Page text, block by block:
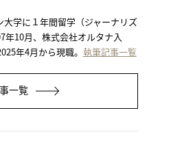
学に１年間留学（ジャーナリズ
年10月、株式会社オルタナ入
年4月から現職。 執筆記事一覧
一覧